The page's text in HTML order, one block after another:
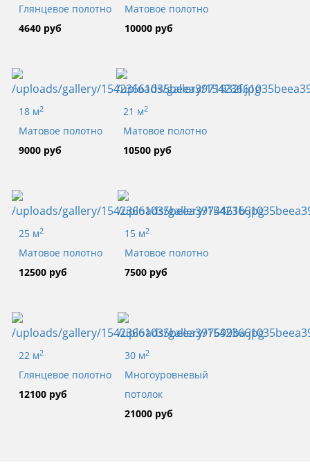
Глянцевое полотно
4640 руб
Матовое полотно
10000 руб
18 м2
Матовое полотно
9000 руб
21 м2
Матовое полотно
10500 руб
25 м2
Матовое полотно
12500 руб
15 м2
Матовое полотно
7500 руб
22 м2
Глянцевое полотно
12100 руб
30 м2
Многоуровневый
потолок
21000 руб